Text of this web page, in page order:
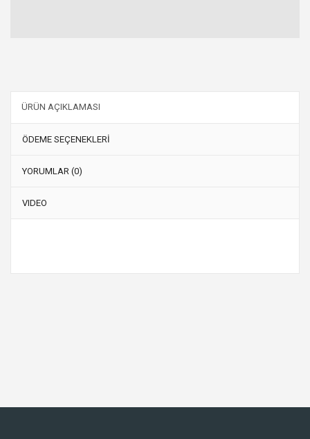
ÜRÜN AÇIKLAMASI
ÖDEME SEÇENEKLERİ
YORUMLAR (0)
VIDEO